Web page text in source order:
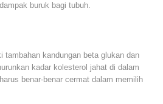
buruk bagi tubuh.
tambahan kandungan beta glukan dan
kadar kolesterol jahat di dalam
benar-benar cermat dalam memilih